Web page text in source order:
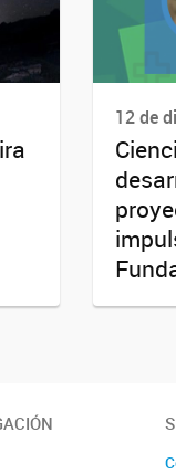
12 de